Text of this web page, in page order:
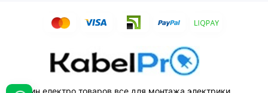
Магазин електро товаров все для монтажа электрики